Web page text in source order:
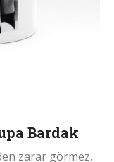
Bardak
zarar görmez,